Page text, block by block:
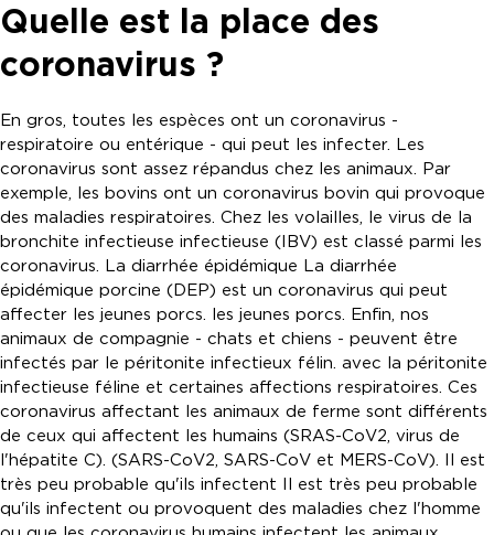
Quelle est la place des
coronavirus ?
En gros, toutes les espèces ont un coronavirus -
respiratoire ou entérique - qui peut les infecter. Les
coronavirus sont assez répandus chez les animaux. Par
exemple, les bovins ont un coronavirus bovin qui provoque
des maladies respiratoires. Chez les volailles, le virus de la
bronchite infectieuse infectieuse (IBV) est classé parmi les
coronavirus. La diarrhée épidémique La diarrhée
épidémique porcine (DEP) est un coronavirus qui peut
affecter les jeunes porcs. les jeunes porcs. Enfin, nos
animaux de compagnie - chats et chiens - peuvent être
infectés par le péritonite infectieux félin. avec la péritonite
infectieuse féline et certaines affections respiratoires. Ces
coronavirus affectant les animaux de ferme sont différents
de ceux qui affectent les humains (SRAS-CoV2, virus de
l'hépatite C). (SARS-CoV2, SARS-CoV et MERS-CoV). Il est
très peu probable qu'ils infectent Il est très peu probable
qu'ils infectent ou provoquent des maladies chez l'homme